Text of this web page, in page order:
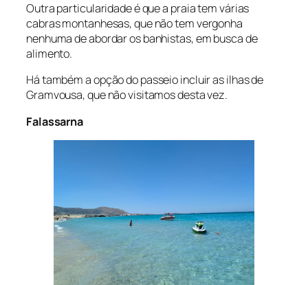
Outra particularidade é que a praia tem várias
cabras montanhesas, que não tem vergonha
nenhuma de abordar os banhistas, em busca de
alimento.
Há também a opção do passeio incluir as ilhas de
Gramvousa, que não visitamos desta vez.
Falassarna